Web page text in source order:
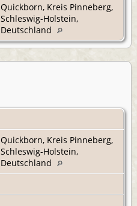
Quickborn, Kreis Pinneberg,
Schleswig-Holstein,
Deutschland
Quickborn, Kreis Pinneberg,
Schleswig-Holstein,
Deutschland